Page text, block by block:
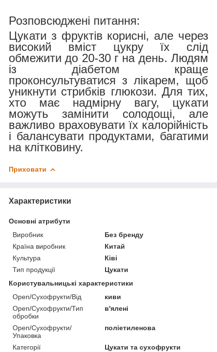
Розповсюджені питання:
Цукати з фруктів корисні, але через
високий вміст цукру їх слід
обмежити до 20-30 г на день. Людям
із діабетом краще
проконсультуватися з лікарем, щоб
уникнути стрибків глюкози. Для тих,
хто має надмірну вагу, цукати
можуть замінити солодощі, але
важливо враховувати їх калорійність
і балансувати продуктами, багатими
на клітковину.
Приховати
Характеристики
Основні атрибути
Виробник
Без бренду
Країна виробник
Китай
Культура
Ківі
Тип продукції
Цукати
Користувальницькі характеристики
Open/Сухофрукти/Від
киви
Open/Сухофрукти/Тип
обробки
в'ялені
Open/Сухофрукти/
Упаковка
поліетиленова
Категорії Цукати та сухофрукти